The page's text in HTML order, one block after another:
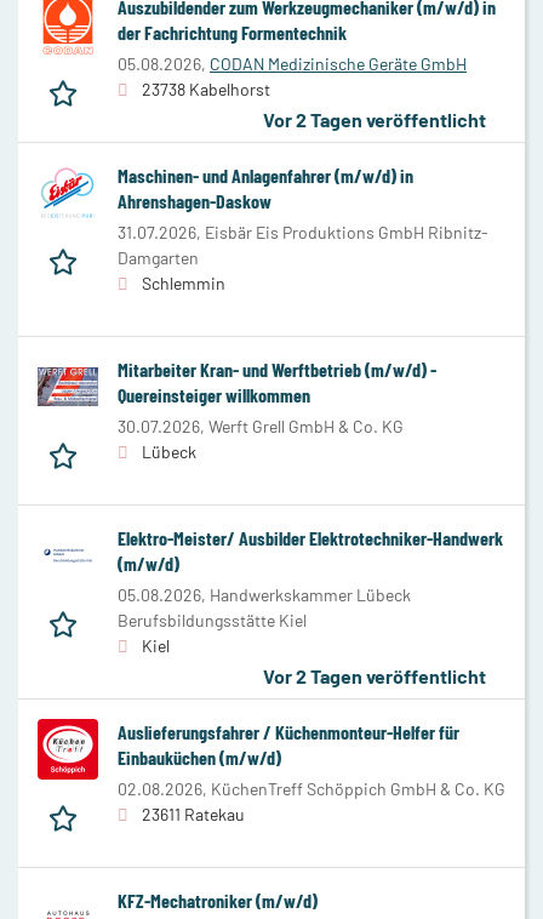
Auszubildender zum Werkzeugmechaniker (m/w/d) in
der Fachrichtung Formentechnik
05.08.2026, CODAN Medizinische Geräte GmbH
23738 Kabelhorst
Vor 2 Tagen veröffentlicht
Maschinen- und Anlagenfahrer (m/w/d) in
Ahrenshagen-Daskow
31.07.2026, Eisbär Eis Produktions GmbH Ribnitz-
Damgarten
Schlemmin
Mitarbeiter Kran- und Werftbetrieb (m/w/d) -
Quereinsteiger willkommen
30.07.2026, Werft Grell GmbH & Co. KG
Lübeck
Elektro-Meister/ Ausbilder Elektrotechniker-Handwerk
(m/w/d)
05.08.2026, Handwerkskammer Lübeck
Berufsbildungsstätte Kiel
Kiel
Vor 2 Tagen veröffentlicht
Auslieferungsfahrer / Küchenmonteur-Helfer für
Einbauküchen (m/w/d)
02.08.2026, KüchenTreff Schöppich GmbH & Co. KG
23611 Ratekau
KFZ-Mechatroniker (m/w/d)